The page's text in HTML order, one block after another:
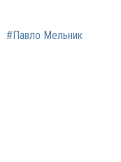
#Павло Мельник